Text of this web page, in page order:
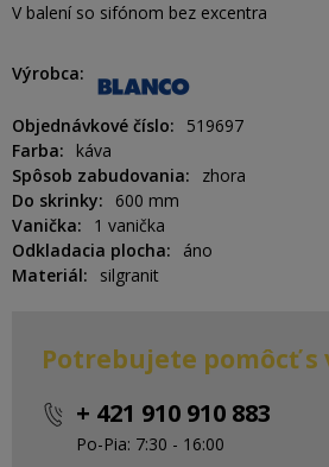
V balení so sifónom bez excentra
Výrobca
Objednávkové číslo
519697
Farba
káva
Spôsob zabudovania
zhora
Do skrinky
600 mm
Vanička
1 vanička
Odkladacia plocha
áno
Materiál
silgranit
Potrebujete pomôcť s
+ 421 910 910 883
Po-Pia: 7:30 - 16:00